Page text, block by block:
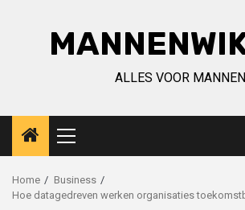
ALLES VOOR MANNEN
Primair
menu
Home
Business
Hoe datagedreven werken organisaties